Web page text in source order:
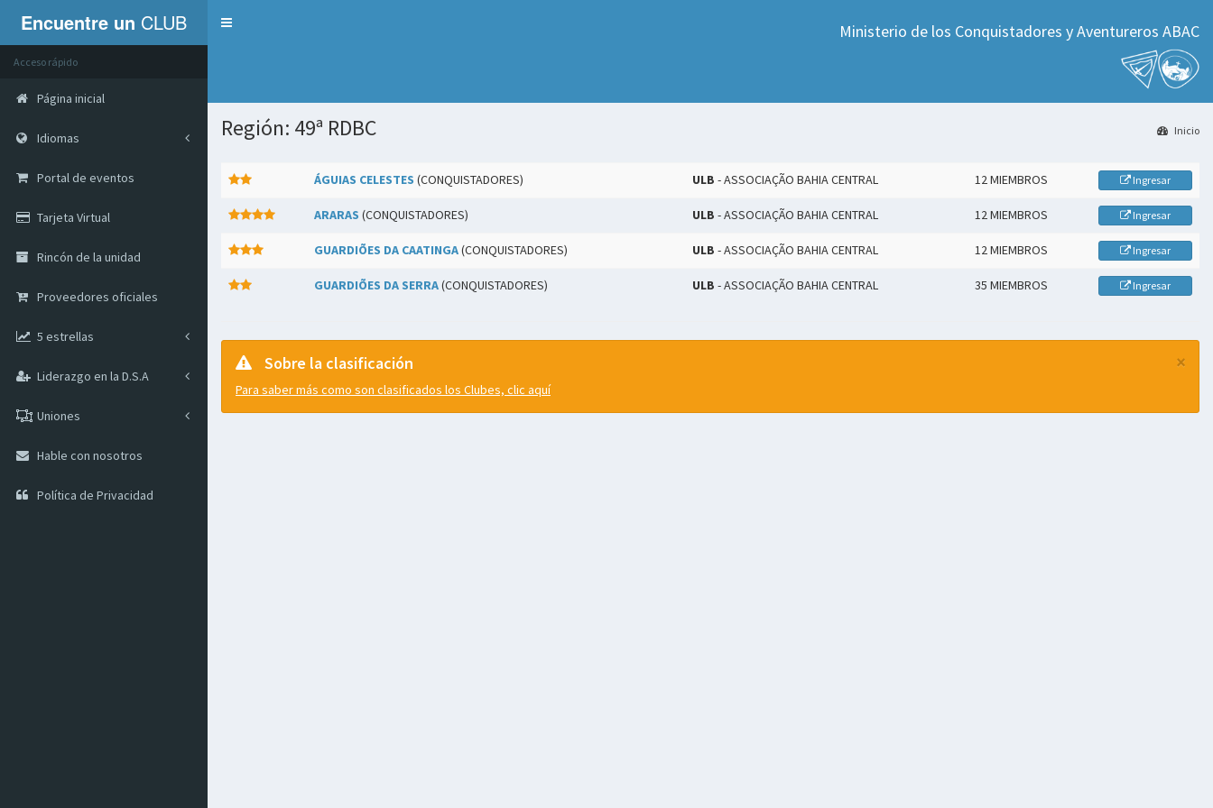
Encuentre un CLUB Servicios Ministerio de los Conquistadores y Aventureros ABAC
Acceso rápido
Página inicial
Idiomas
Portal de eventos
Tarjeta Virtual
Rincón de la unidad
Proveedores oficiales
5 estrellas
Liderazgo en la D.S.A
Uniones
Hable con nosotros
Política de Privacidad
Región: 49ª RDBC Inicio
ÁGUIAS CELESTES (CONQUISTADORES) ULB - ASSOCIAÇÃO BAHIA CENTRAL 12 MIEMBROS Ingresar
ARARAS (CONQUISTADORES) ULB - ASSOCIAÇÃO BAHIA CENTRAL 12 MIEMBROS Ingresar
GUARDIÕES DA CAATINGA(CONQUISTADORES) ULB - ASSOCIAÇÃO BAHIA CENTRAL 12 MIEMBROS Ingresar
GUARDIÕES DA SERRA(CONQUISTADORES) ULB - ASSOCIAÇÃO BAHIA CENTRAL 35 MIEMBROS Ingresar
×
Sobre la clasificación
Para saber más como son clasificados los Clubes, clic aquí